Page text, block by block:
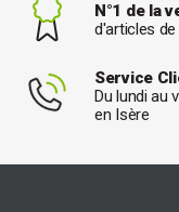
N°1 de la
d'articles
Service
Du lundi au
en Isère